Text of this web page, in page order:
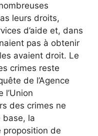
leurs droits,
d’aide et, dans
pas à obtenir
avaient droit. Le
crimes reste
de l’Agence
des crimes ne
base, la
proposition de